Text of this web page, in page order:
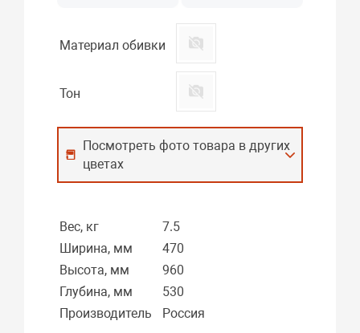
Материал обивки
Тон
Посмотреть фото товара в других
цветах
Вес, кг
7.5
Ширина, мм
470
Высота, мм
960
Глубина, мм
530
Производитель
Россия